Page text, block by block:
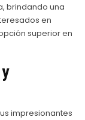
brindando una
en
superior en
impresionantes